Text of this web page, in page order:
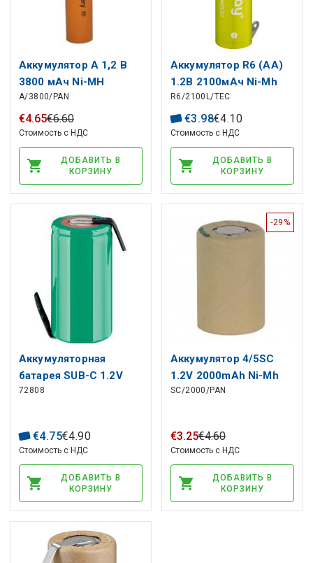
Аккумулятор A 1,2 В
3800 мАч Ni-MH
Panasonic HHR380A
A/3800/PAN
€4.65€6.60
Стоимость с НДС
ДОБАВИТЬ В
КОРЗИНУ
Аккумулятор R6 (AA)
1.2В 2100мАч Ni-Mh
GOOBAY Solder
R6/2100L/TEC
€3.98€4.10
Стоимость с НДС
ДОБАВИТЬ В
КОРЗИНУ
Аккумуляторная
батарея SUB-C 1.2V
3000mAh Ni-Mh Solder
72808
€4.75€4.90
Стоимость с НДС
ДОБАВИТЬ В
КОРЗИНУ
-29%
Аккумулятор 4/5SC
1.2V 2000mAh Ni-Mh
Panasonic HHR200SCP
SC/2000/PAN
€3.25€4.60
Стоимость с НДС
ДОБАВИТЬ В
КОРЗИНУ